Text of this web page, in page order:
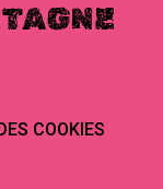
COOKIES